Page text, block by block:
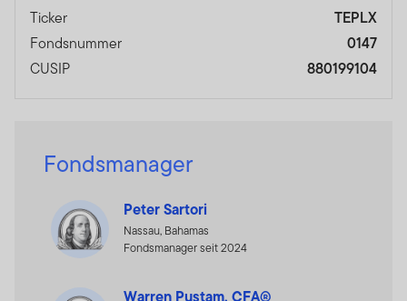
Ticker
TEPLX
Fondsnummer
0147
CUSIP
880199104
Fondsmanager
Peter Sartori
Nassau, Bahamas
Fondsmanager seit 2024
Warren Pustam, CFA®